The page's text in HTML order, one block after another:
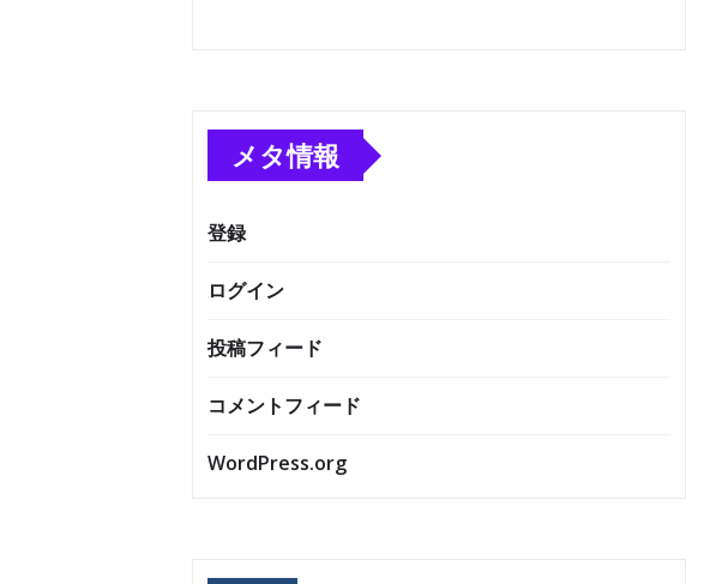
メタ情報
登録
ログイン
投稿フィード
コメントフィード
WordPress.org